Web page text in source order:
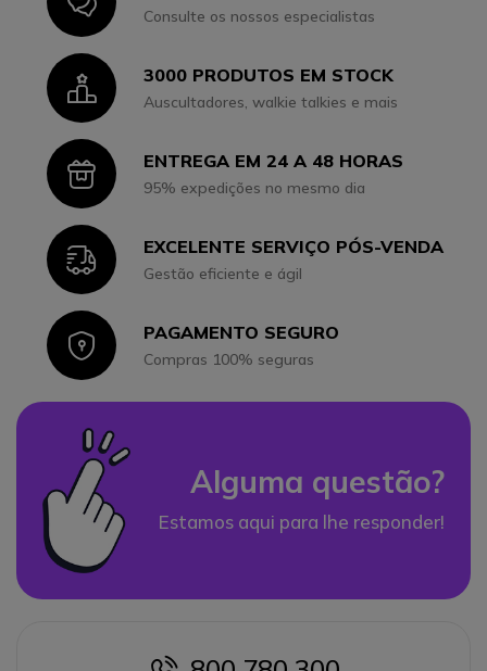
Consulte os nossos especialistas
Icon3000 PRODUTOS EM STOCK
Auscultadores, walkie talkies e mais
IconENTREGA EM 24 A 48 HORAS
95% expedições no mesmo dia
IconEXCELENTE SERVIÇO PÓS-VENDA
Gestão eficiente e ágil
IconPAGAMENTO SEGURO
Compras 100% seguras
Alguma questão?
Estamos aqui para lhe responder!